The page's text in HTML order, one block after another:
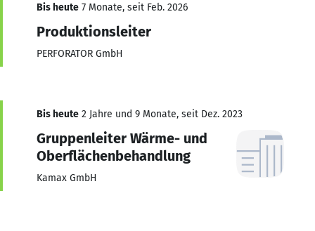
Bis heute 7 Monate, seit Feb. 2026
Produktionsleiter
PERFORATOR GmbH
Bis heute 2 Jahre und 9 Monate, seit Dez. 2023
Gruppenleiter Wärme- und
Oberflächenbehandlung
Kamax GmbH